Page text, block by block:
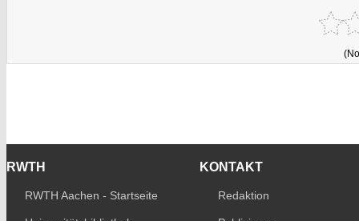
RWTH
RWTH Aachen - Startseite
KONTAKT
Redaktion